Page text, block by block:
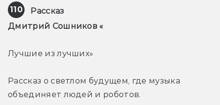
110
Рассказ
Дмитрий Сошников «
Лучшие из лучших»
Рассказ о светлом будущем, где музыка
объединяет людей и роботов.